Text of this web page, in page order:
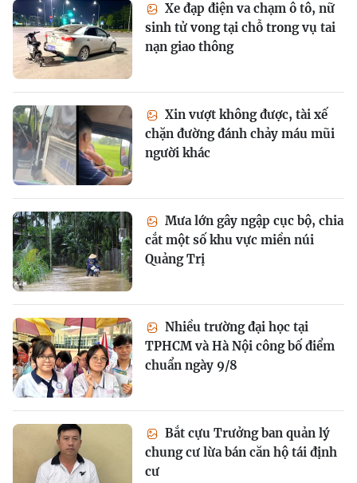
Xe đạp điện va chạm ô tô, nữ
sinh tử vong tại chỗ trong vụ tai
nạn giao thông
Xin vượt không được, tài xế
chặn đường đánh chảy máu mũi
người khác
Mưa lớn gây ngập cục bộ, chia
cắt một số khu vực miền núi
Quảng Trị
Nhiều trường đại học tại
TPHCM và Hà Nội công bố điểm
chuẩn ngày 9/8
Bắt cựu Trưởng ban quản lý
chung cư lừa bán căn hộ tái định
cư